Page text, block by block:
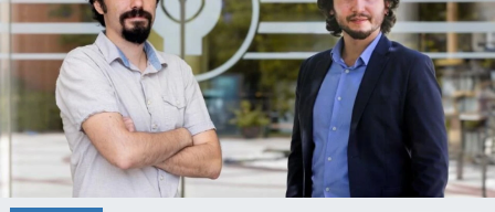
POLİTİKA
RESMİ İLANLAR
SAĞLIK
SİYASET